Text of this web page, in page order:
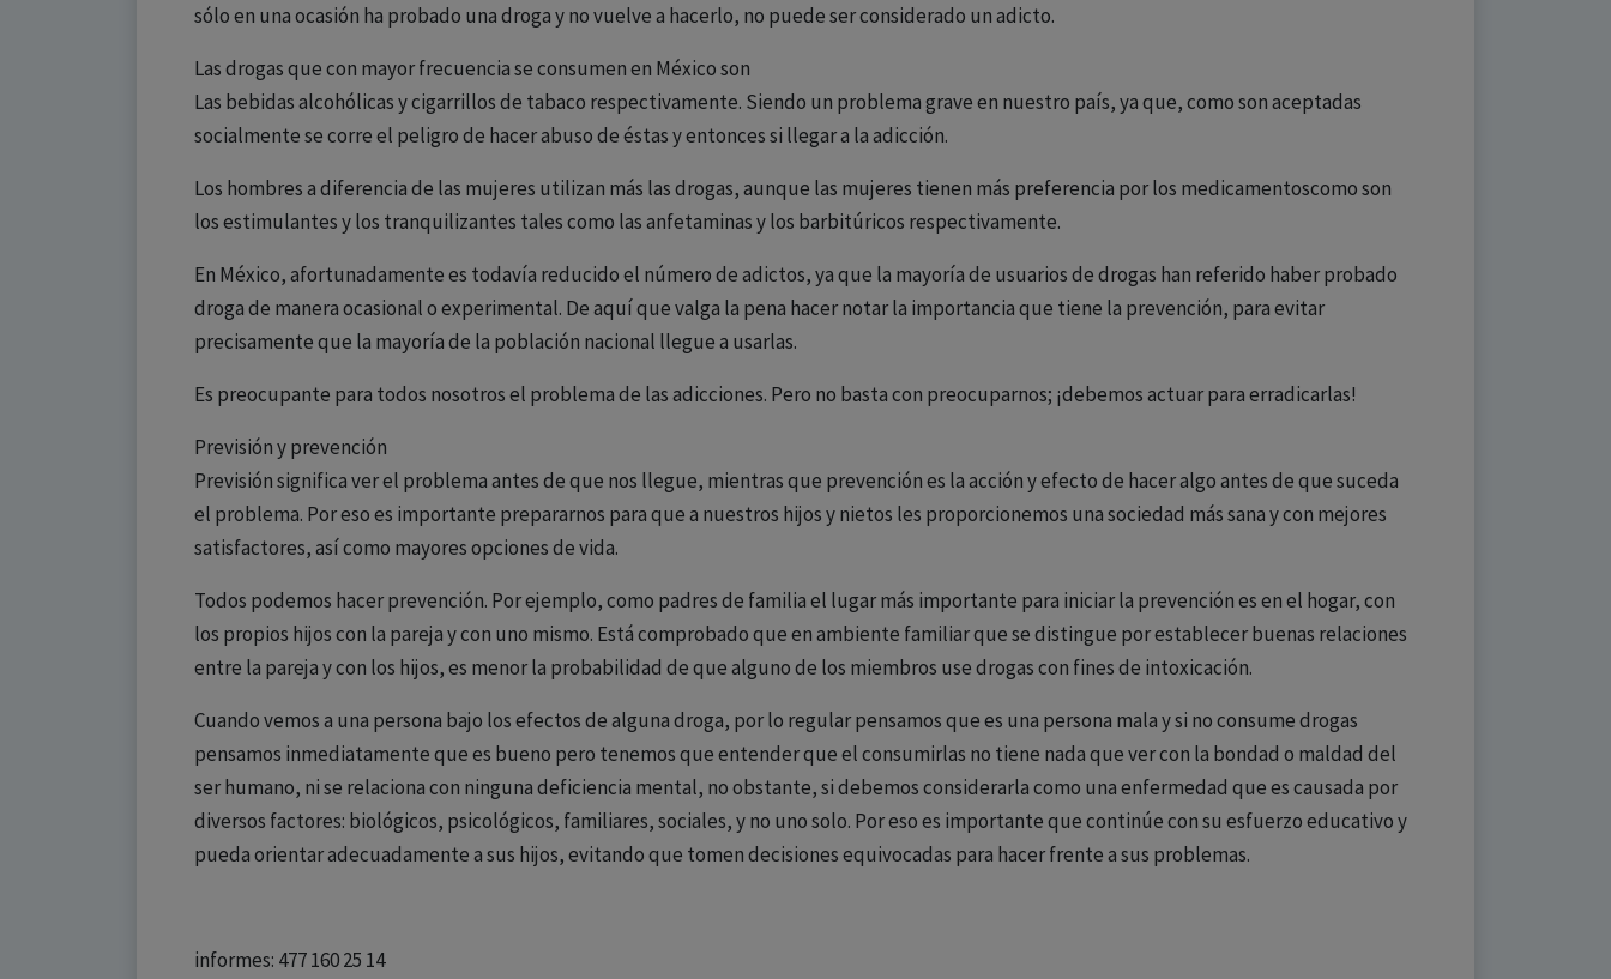
sólo en una ocasión ha probado una droga y no vuelve a hacerlo, no puede ser considerado un adicto.
Las drogas que con mayor frecuencia se consumen en México son
Las bebidas alcohólicas y cigarrillos de tabaco respectivamente. Siendo un problema grave en nuestro país, ya que, como son aceptadas
socialmente se corre el peligro de hacer abuso de éstas y entonces si llegar a la adicción.
Los hombres a diferencia de las mujeres utilizan más las drogas, aunque las mujeres tienen más preferencia por los medicamentoscomo son
los estimulantes y los tranquilizantes tales como las anfetaminas y los barbitúricos respectivamente.
En México, afortunadamente es todavía reducido el número de adictos, ya que la mayoría de usuarios de drogas han referido haber probado
droga de manera ocasional o experimental. De aquí que valga la pena hacer notar la importancia que tiene la prevención, para evitar
precisamente que la mayoría de la población nacional llegue a usarlas.
Es preocupante para todos nosotros el problema de las adicciones. Pero no basta con preocuparnos; ¡debemos actuar para erradicarlas!
Previsión y prevención
Previsión significa ver el problema antes de que nos llegue, mientras que prevención es la acción y efecto de hacer algo antes de que suceda
el problema. Por eso es importante prepararnos para que a nuestros hijos y nietos les proporcionemos una sociedad más sana y con mejores
satisfactores, así como mayores opciones de vida.
Todos podemos hacer prevención. Por ejemplo, como padres de familia el lugar más importante para iniciar la prevención es en el hogar, con
los propios hijos con la pareja y con uno mismo. Está comprobado que en ambiente familiar que se distingue por establecer buenas relaciones
entre la pareja y con los hijos, es menor la probabilidad de que alguno de los miembros use drogas con fines de intoxicación.
Cuando vemos a una persona bajo los efectos de alguna droga, por lo regular pensamos que es una persona mala y si no consume drogas
pensamos inmediatamente que es bueno pero tenemos que entender que el consumirlas no tiene nada que ver con la bondad o maldad del
ser humano, ni se relaciona con ninguna deficiencia mental, no obstante, si debemos considerarla como una enfermedad que es causada por
diversos factores: biológicos, psicológicos, familiares, sociales, y no uno solo. Por eso es importante que continúe con su esfuerzo educativo y
pueda orientar adecuadamente a sus hijos, evitando que tomen decisiones equivocadas para hacer frente a sus problemas.
informes: 477 160 25 14